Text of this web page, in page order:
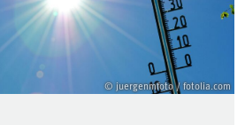
© juergenmfoto / fotolia.com